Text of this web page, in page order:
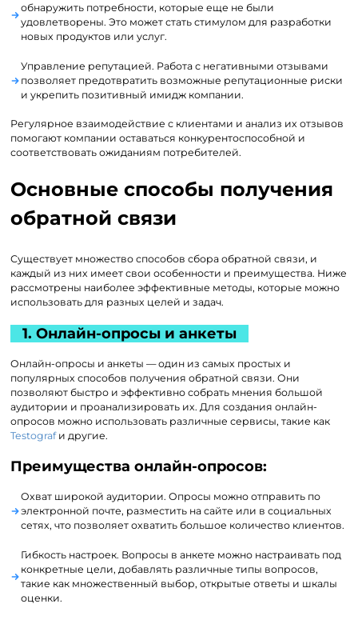
обнаружить потребности, которые еще не были
удовлетворены. Это может стать стимулом для разработки
новых продуктов или услуг.
Управление репутацией. Работа с негативными отзывами
позволяет предотвратить возможные репутационные риски
и укрепить позитивный имидж компании.
Регулярное взаимодействие с клиентами и анализ их отзывов
помогают компании оставаться конкурентоспособной и
соответствовать ожиданиям потребителей.
Основные способы получения
обратной связи
Существует множество способов сбора обратной связи, и
каждый из них имеет свои особенности и преимущества. Ниже
рассмотрены наиболее эффективные методы, которые можно
использовать для разных целей и задач.
1. Онлайн-опросы и анкеты
Онлайн-опросы и анкеты — один из самых простых и
популярных способов получения обратной связи. Они
позволяют быстро и эффективно собрать мнения большой
аудитории и проанализировать их. Для создания онлайн-
опросов можно использовать различные сервисы, такие как
Testograf и другие.
Преимущества онлайн-опросов:
Охват широкой аудитории. Опросы можно отправить по
электронной почте, разместить на сайте или в социальных
сетях, что позволяет охватить большое количество клиентов.
Гибкость настроек. Вопросы в анкете можно настраивать под
конкретные цели, добавлять различные типы вопросов,
такие как множественный выбор, открытые ответы и шкалы
оценки.